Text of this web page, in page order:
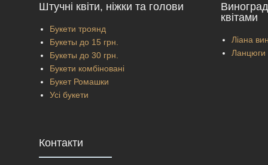
Штучні квіти, ніжки та голови
Букети троянд
Букеты до 15 грн.
Букеты до 30 грн.
Букети комбіновані
Букет Ромашки
Усі букети
квітами
Ліана
Ланцюги
Контакти